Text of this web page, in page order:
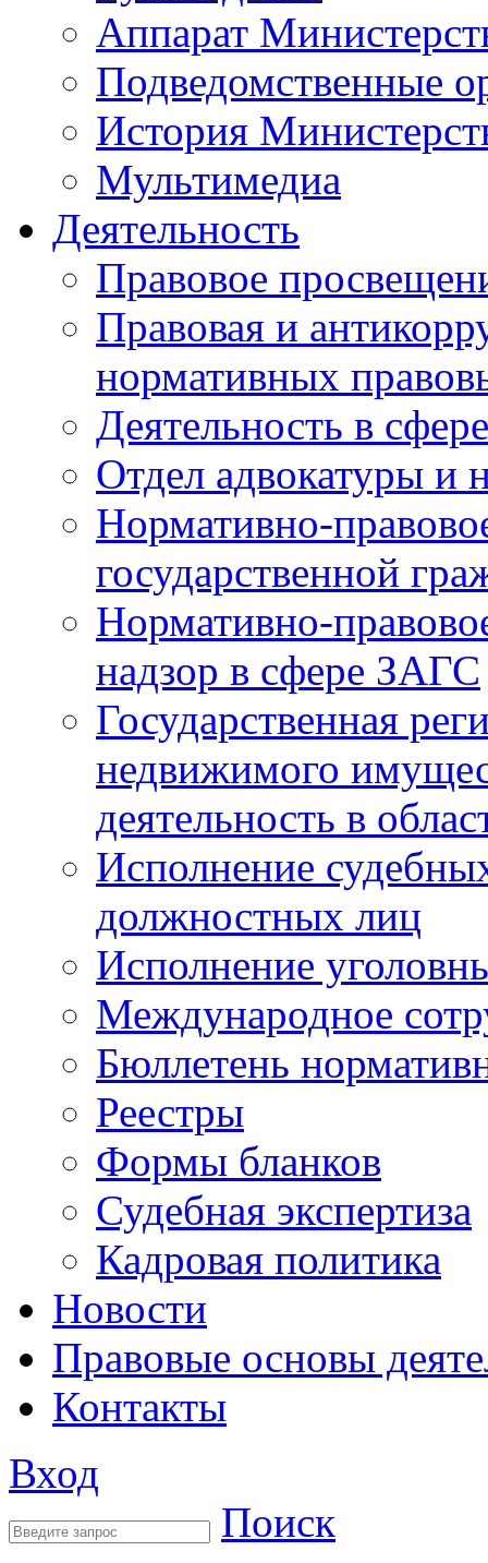
Аппарат
Подведомственные
История
Мультимедиа
Деятельность
Правовое
Правовая и
нормативных
Деятельность в
Отдел адвокатуры и
Нормативно-
государственной
Нормативно-
надзор в сфере ЗАГС
Государственная
недвижимого
деятельность в
Исполнение
должностных лиц
Исполнение
Международное
Бюллетень
Реестры
Формы бланков
Судебная экспертиза
Кадровая политика
Новости
Правовые основы
Контакты
Вход
Поиск